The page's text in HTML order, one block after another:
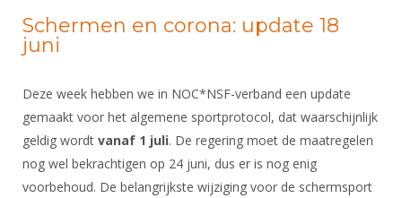
Schermen en corona: update 18
juni
Deze week hebben we in NOC*NSF-verband een update
gemaakt voor het algemene sportprotocol, dat waarschijnlijk
geldig wordt vanaf 1 juli. De regering moet de maatregelen
nog wel bekrachtigen op 24 juni, dus er is nog enig
voorbehoud. De belangrijkste wijziging voor de schermsport